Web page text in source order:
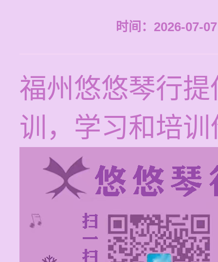
时间：2026-07-
福州悠悠琴行
训，学习和培